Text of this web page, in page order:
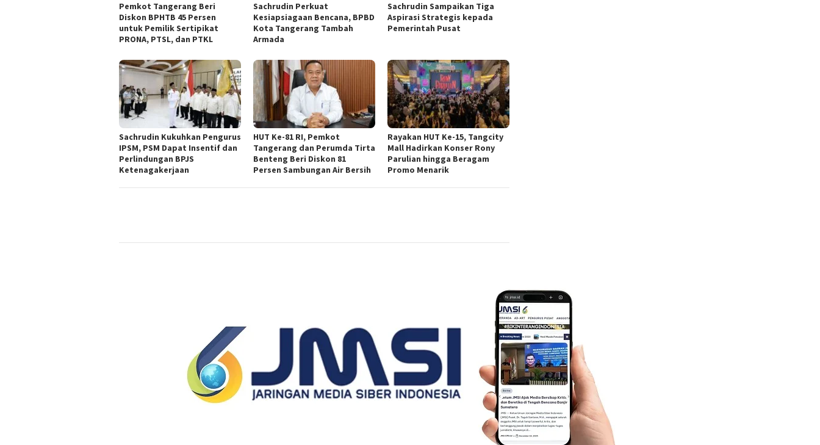
Pemkot Tangerang Beri
Diskon BPHTB 45 Persen
untuk Pemilik Sertipikat
PRONA, PTSL, dan PTKL
Sachrudin Perkuat
Kesiapsiagaan Bencana, BPBD
Kota Tangerang Tambah
Armada
Sachrudin Sampaikan Tiga
Aspirasi Strategis kepada
Pemerintah Pusat
Sachrudin Kukuhkan Pengurus
IPSM, PSM Dapat Insentif dan
Perlindungan BPJS
Ketenagakerjaan
HUT Ke-81 RI, Pemkot
Tangerang dan Perumda Tirta
Benteng Beri Diskon 81
Persen Sambungan Air Bersih
Rayakan HUT Ke-15, Tangcity
Mall Hadirkan Konser Rony
Parulian hingga Beragam
Promo Menarik